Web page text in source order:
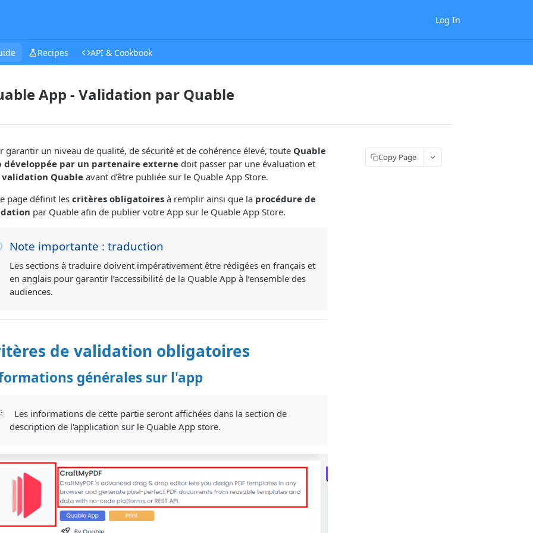
Log In
Recipes API & Cookbook
App - Validation par Quable
garantir un niveau de qualité, de sécurité et de cohérence élevé, toute Quable
développée par un partenaire externedoit passer par une évaluation et
validation Quableavant d’être publiée sur le Quable App Store.
page définit les critères obligatoiresà remplir ainsi que la procédure de
par Quable afin de publier votre App sur le Quable App Store.
Note importante : traduction
Les sections à traduire doivent impérativement être rédigées en français et
en anglais pour garantir l’accessibilité de la Quable App à l’ensemble des
audiences.
de validation obligatoires
générales sur l'app
Les informations de cette partie seront affichées dans la section de
description de l'application sur le Quable App store.
Copy Page